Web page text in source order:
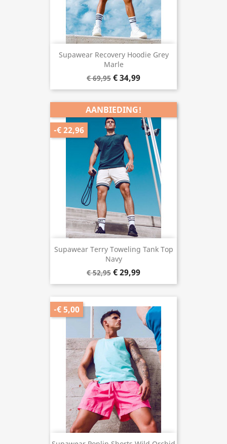
Supawear Recovery Hoodie Grey
Marle
€ 69,95 € 34,99
Supawear Terry Toweling Tank Top
Navy
€ 52,95 € 29,99
AANBIEDING!
-€ 22,96
-€ 5,00